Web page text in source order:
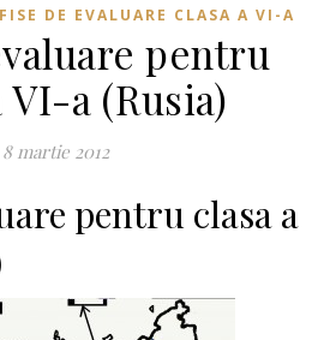
FISE DE EVALUARE CLASA A VI-A
pentru
VI-a (Rusia)
8 martie 2012
pentru clasa a